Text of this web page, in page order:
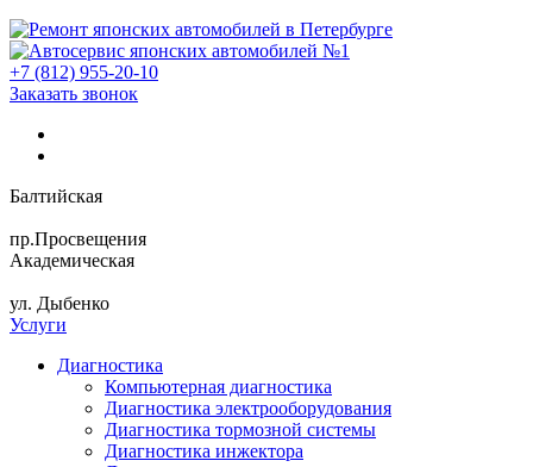
+7 (812) 955-20-10
Заказать звонок
Балтийская
пр.Просвещения
Академическая
ул. Дыбенко
Услуги
Диагностика
Компьютерная диагностика
Диагностика электрооборудования
Диагностика тормозной системы
Диагностика инжектора